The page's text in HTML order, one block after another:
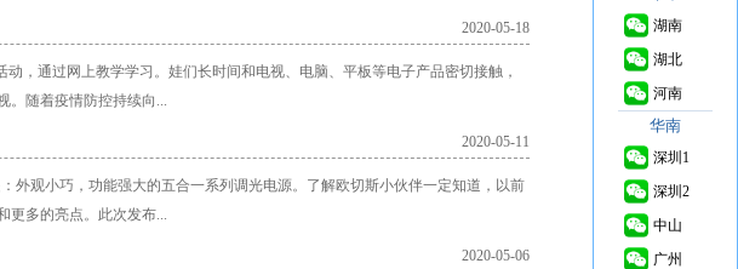
2020-05-18
，通过网上教学学习。娃们长时间和电视、电脑、平板等电子产品密切接触，
。随着疫情防控持续向...
2020-05-11
外观小巧，功能强大的五合一系列调光电源。了解欧切斯小伙伴一定知道，以前
更多的亮点。此次发布...
2020-05-06
湖南
湖北
河南
华南
深圳1
深圳2
中山
广州